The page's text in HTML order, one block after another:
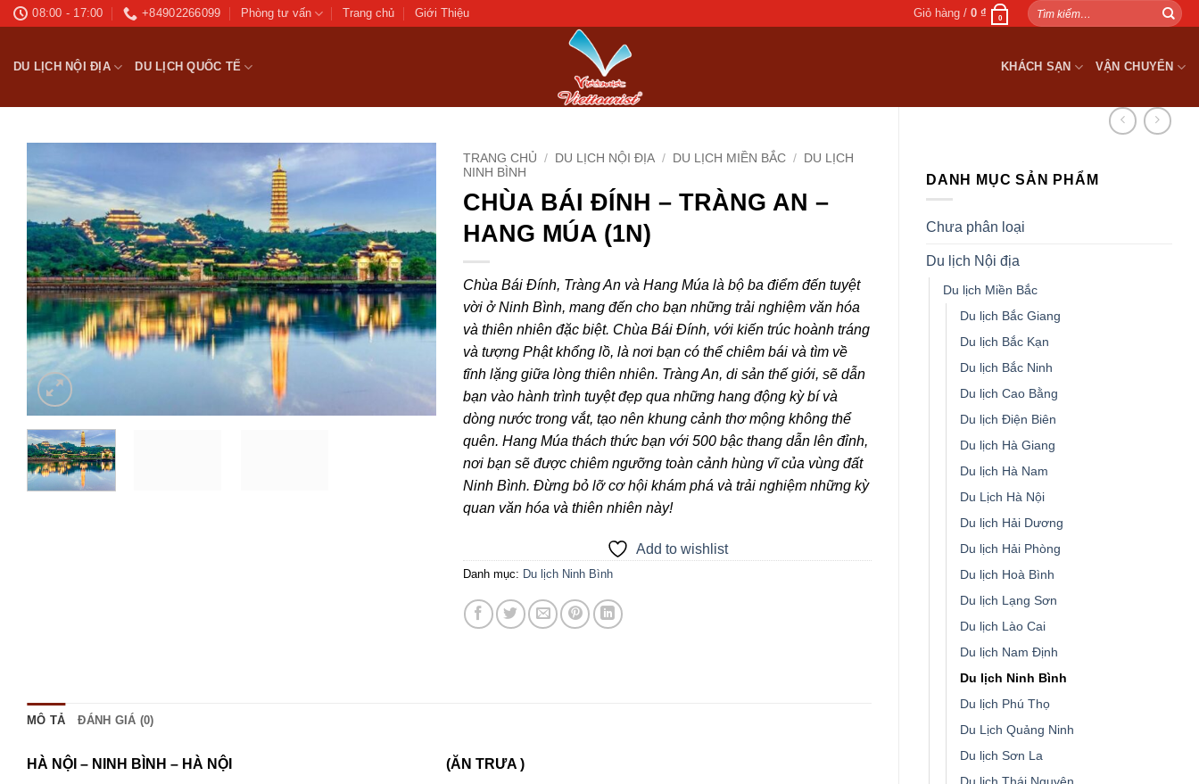
Bỏ
08:00 - 17:00 +84902266099 Phòng tư vấn Trang chủ Giới Thiệu Giỏ hàng /0₫ 0
Tìm
kiếm:
DU LỊCH NỘI ĐỊA DU LỊCH QUỐC TẾ KHÁCH SẠN VẬN CHUYỂN
DANH MỤC SẢN PHẨM
Chưa phân loại
Du lịch Nội địa
Du lịch Miền Bắc
Du lịch Bắc Giang
Du lịch Bắc Kạn
Du lịch Bắc Ninh
Du lịch Cao Bằng
Du lịch Điện Biên
Du lịch Hà Giang
Du lịch Hà Nam
Du Lịch Hà Nội
Du lịch Hải Dương
Du lịch Hải Phòng
Du lịch Hoà Bình
Du lịch Lạng Sơn
Du lịch Lào Cai
Du lịch Nam Định
Du lịch Ninh Bình
Du lịch Phú Thọ
Du Lịch Quảng Ninh
Du lịch Sơn La
Du lịch Thái Nguyên
wishlist
TRANG CHỦ / DU LỊCH NỘI ĐỊA / DU LỊCH MIỀN BẮC /
DU LỊCH
NINH BÌNH
CHÙA BÁI ĐÍNH – TRÀNG AN –
HANG MÚA (1N)
Chùa Bái Đính, Tràng An và Hang Múa là bộ ba điểm đến tuyệt
vời ở Ninh Bình, mang đến cho bạn những trải nghiệm văn hóa
và thiên nhiên đặc biệt. Chùa Bái Đính, với kiến trúc hoành tráng
và tượng Phật khổng lồ, là nơi bạn có thể chiêm bái và tìm về
tĩnh lặng giữa lòng thiên nhiên. Tràng An, di sản thế giới, sẽ dẫn
bạn vào hành trình tuyệt đẹp qua những hang động kỳ bí và
dòng nước trong vắt, tạo nên khung cảnh thơ mộng không thể
quên. Hang Múa thách thức bạn với 500 bậc thang dẫn lên đỉnh,
nơi bạn sẽ được chiêm ngưỡng toàn cảnh hùng vĩ của vùng đất
Ninh Bình. Đừng bỏ lỡ cơ hội khám phá và trải nghiệm những kỳ
quan văn hóa và thiên nhiên này!
Add to wishlist
Danh mục: Du lịch Ninh Bình
MÔ TẢ ĐÁNH GIÁ (0)
HÀ NỘI – NINH BÌNH – HÀ NỘI (ĂN TRƯA )